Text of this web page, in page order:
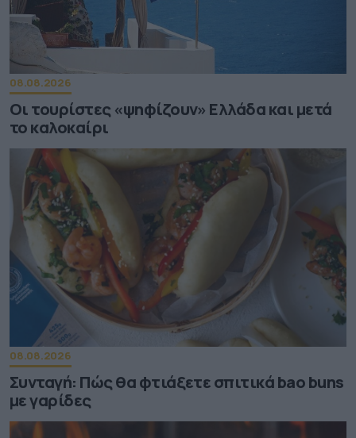
08.08.2026
Οι τουρίστες «ψηφίζουν» Ελλάδα και μετά
το καλοκαίρι
08.08.2026
Συνταγή: Πώς θα φτιάξετε σπιτικά bao buns
με γαρίδες